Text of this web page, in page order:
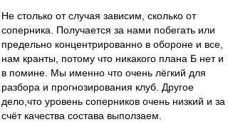
Не столько от случая зависим, сколько от
соперника. Получается за нами побегать или
предельно концентрированно в обороне и все,
нам кранты, потому что никакого плана Б нет и
в помине. Мы именно что очень лёгкий для
разбора и прогнозирования клуб. Другое
дело,что уровень соперников очень низкий и за
счёт качества состава выползаем.